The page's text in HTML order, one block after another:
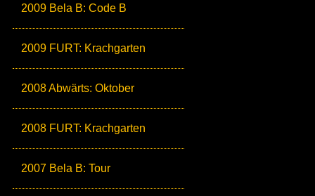
2009 Bela B: Code B
2009 FURT: Krachgarten
2008 Abwärts: Oktober
2008 FURT: Krachgarten
2007 Bela B: Tour